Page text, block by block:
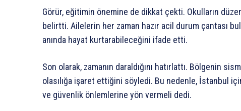
Görür, eğitimin önemine de dikkat çekti. Okulların
belirtti. Ailelerin her zaman hazır acil durum çantası
anında hayat kurtarabileceğini ifade etti.
Son olarak, zamanın daraldığını hatırlattı. Bölgenin
olasılığa işaret ettiğini söyledi. Bu nedenle, İstanbul
ve güvenlik önlemlerine yön vermeli dedi.